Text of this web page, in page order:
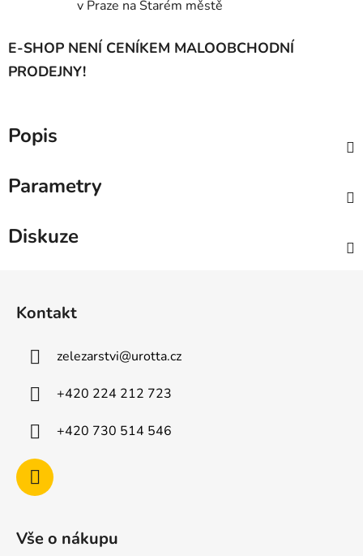
v Praze na Starém městě
E-SHOP NENÍ CENÍKEM MALOOBCHODNÍ
PRODEJNY!
Popis
Parametry
Diskuze
Kontakt
zelezarstvi@urotta.cz
+420 224 212 723
+420 730 514 546
Vše o nákupu